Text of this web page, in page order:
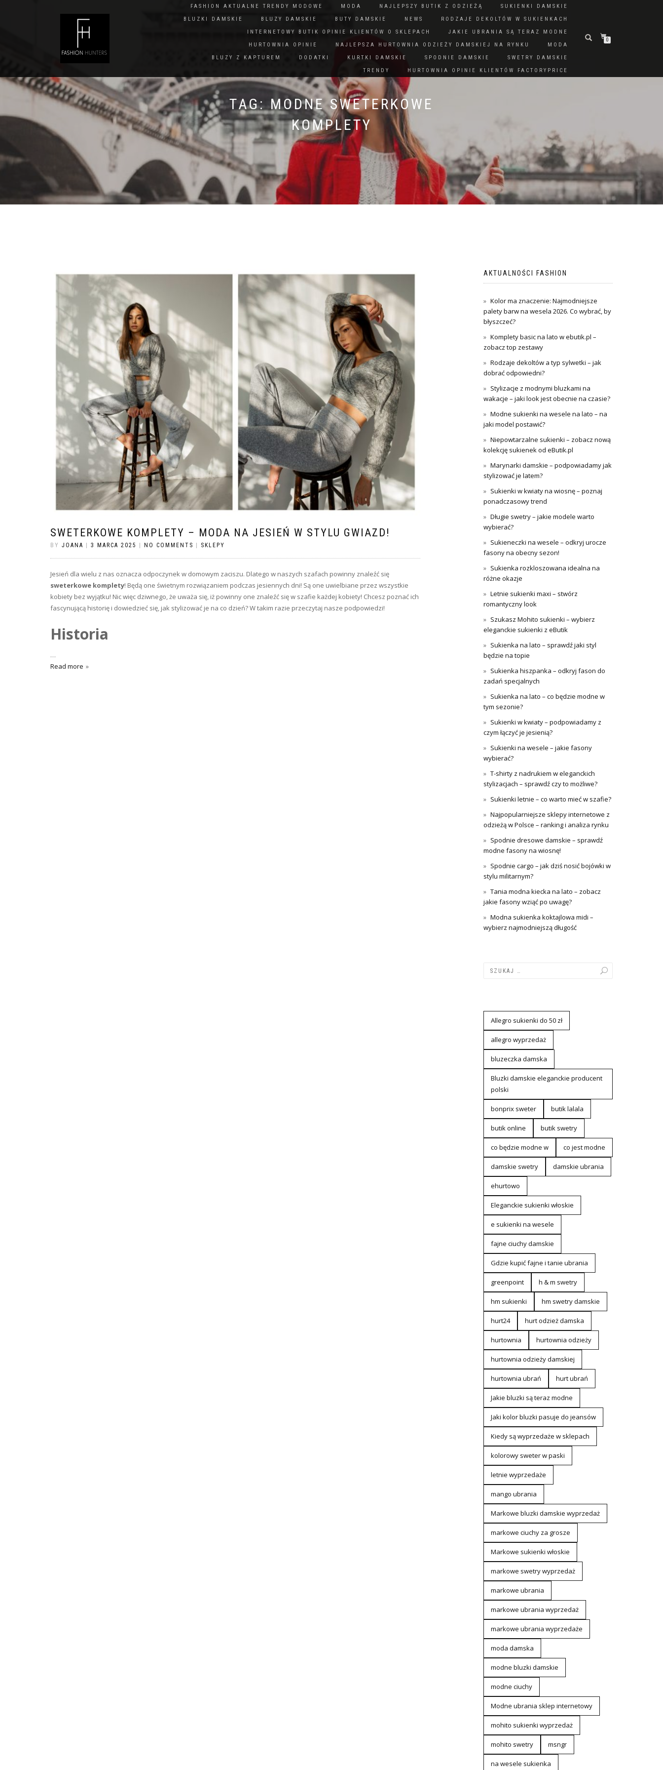
FASHION AKTUALNE TRENDY MODOWE MODA NAJLEPSZY BUTIK Z ODZIEŻĄ
SUKIENKI DAMSKIE
BLUZKI DAMSKIE
BLUZY DAMSKIE BUTY DAMSKIE NEWS
RODZAJE DEKOLTÓW W SUKIENKACH
INTERNETOWY BUTIK OPINIE KLIENTÓW O SKLEPACH
JAKIE UBRANIA SĄ TERAZ MODNE
HURTOWNIA OPINIE
NAJLEPSZA HURTOWNIA ODZIEŻY DAMSKIEJ NA RYNKU
MODA
BLUZY Z KAPTUREM
DODATKI KURTKI DAMSKIE SPODNIE DAMSKIE
SWETRY DAMSKIE
TRENDY
HURTOWNIA OPINIE KLIENTÓW FACTORYPRICE
0
TAG:MODNE SWETERKOWE
KOMPLETY
SWETERKOWE KOMPLETY – MODA NA JESIEŃ W STYLU GWIAZD!
BY JOANA 3 MARCA 2025 NO COMMENTS SKLEPY
Jesień dla wielu z nas oznacza odpoczynek w domowym zaciszu. Dlatego w naszych szafach powinny znaleźć się
sweterkowe komplety! Będą one świetnym rozwiązaniem podczas jesiennych dni! Są one uwielbiane przez wszystkie
kobiety bez wyjątku! Nic więc dziwnego, że uważa się, iż powinny one znaleźć się w szafie każdej kobiety! Chcesz poznać ich
fascynującą historię i dowiedzieć się, jak stylizować je na co dzień? W takim razie przeczytaj nasze podpowiedzi!
Historia
…
Read more
AKTUALNOŚCI FASHION
Kolor ma znaczenie: Najmodniejsze
palety barw na wesela 2026. Co wybrać, by
błyszczeć?
Komplety basic na lato w ebutik.pl –
zobacz top zestawy
Rodzaje dekoltów a typ sylwetki – jak
dobrać odpowiedni?
Stylizacje z modnymi bluzkami na
wakacje – jaki look jest obecnie na czasie?
Modne sukienki na wesele na lato – na
jaki model postawić?
Niepowtarzalne sukienki – zobacz nową
kolekcję sukienek od eButik.pl
Marynarki damskie – podpowiadamy jak
stylizować je latem?
Sukienki w kwiaty na wiosnę – poznaj
ponadczasowy trend
Długie swetry – jakie modele warto
wybierać?
Sukieneczki na wesele – odkryj urocze
fasony na obecny sezon!
Sukienka rozkloszowana idealna na
różne okazje
Letnie sukienki maxi – stwórz
romantyczny look
Szukasz Mohito sukienki – wybierz
eleganckie sukienki z eButik
Sukienka na lato – sprawdź jaki styl
będzie na topie
Sukienka hiszpanka – odkryj fason do
zadań specjalnych
Sukienka na lato – co będzie modne w
tym sezonie?
Sukienki w kwiaty – podpowiadamy z
czym łączyć je jesienią?
Sukienki na wesele – jakie fasony
wybierać?
T-shirty z nadrukiem w eleganckich
stylizacjach – sprawdź czy to możliwe?
Sukienki letnie – co warto mieć w szafie?
Najpopularniejsze sklepy internetowe z
odzieżą w Polsce – ranking i analiza rynku
Spodnie dresowe damskie – sprawdź
modne fasony na wiosnę!
Spodnie cargo – jak dziś nosić bojówki w
stylu militarnym?
Tania modna kiecka na lato – zobacz
jakie fasony wziąć po uwagę?
Modna sukienka koktajlowa midi –
wybierz najmodniejszą długość
Allegro sukienki do 50 zł
allegro wyprzedaż
bluzeczka damska
Bluzki damskie eleganckie producent
polski
bonprix sweter butik lalala
butik online butik swetry
co będzie modne w co jest modne
damskie swetry damskie ubrania
ehurtowo
Eleganckie sukienki włoskie
e sukienki na wesele
fajne ciuchy damskie
Gdzie kupić fajne i tanie ubrania
greenpoint h & m swetry
hm sukienki hm swetry damskie
hurt24 hurt odzież damska
hurtownia hurtownia odzieży
hurtownia odzieży damskiej
hurtownia ubrań hurt ubrań
Jakie bluzki są teraz modne
Jaki kolor bluzki pasuje do jeansów
Kiedy są wyprzedaże w sklepach
kolorowy sweter w paski
letnie wyprzedaże
mango ubrania
Markowe bluzki damskie wyprzedaż
markowe ciuchy za grosze
Markowe sukienki włoskie
markowe swetry wyprzedaż
markowe ubrania
markowe ubrania wyprzedaż
markowe ubrania wyprzedaże
moda damska
modne bluzki damskie
modne ciuchy
Modne ubrania sklep internetowy
mohito sukienki wyprzedaż
mohito swetry msngr
na wesele sukienka